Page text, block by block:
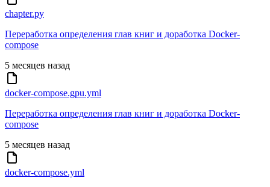
chapter.py
Переработка определения глав книг и доработка Docker-
compose
5 месяцев назад
docker-compose.gpu.yml
Переработка определения глав книг и доработка Docker-
compose
5 месяцев назад
docker-compose.yml